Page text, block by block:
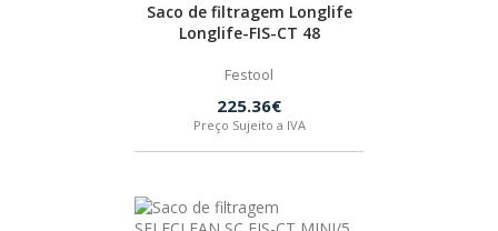
Saco de filtragem Longlife
Longlife-FIS-CT 48
Festool
225.36€
Preço Sujeito a IVA